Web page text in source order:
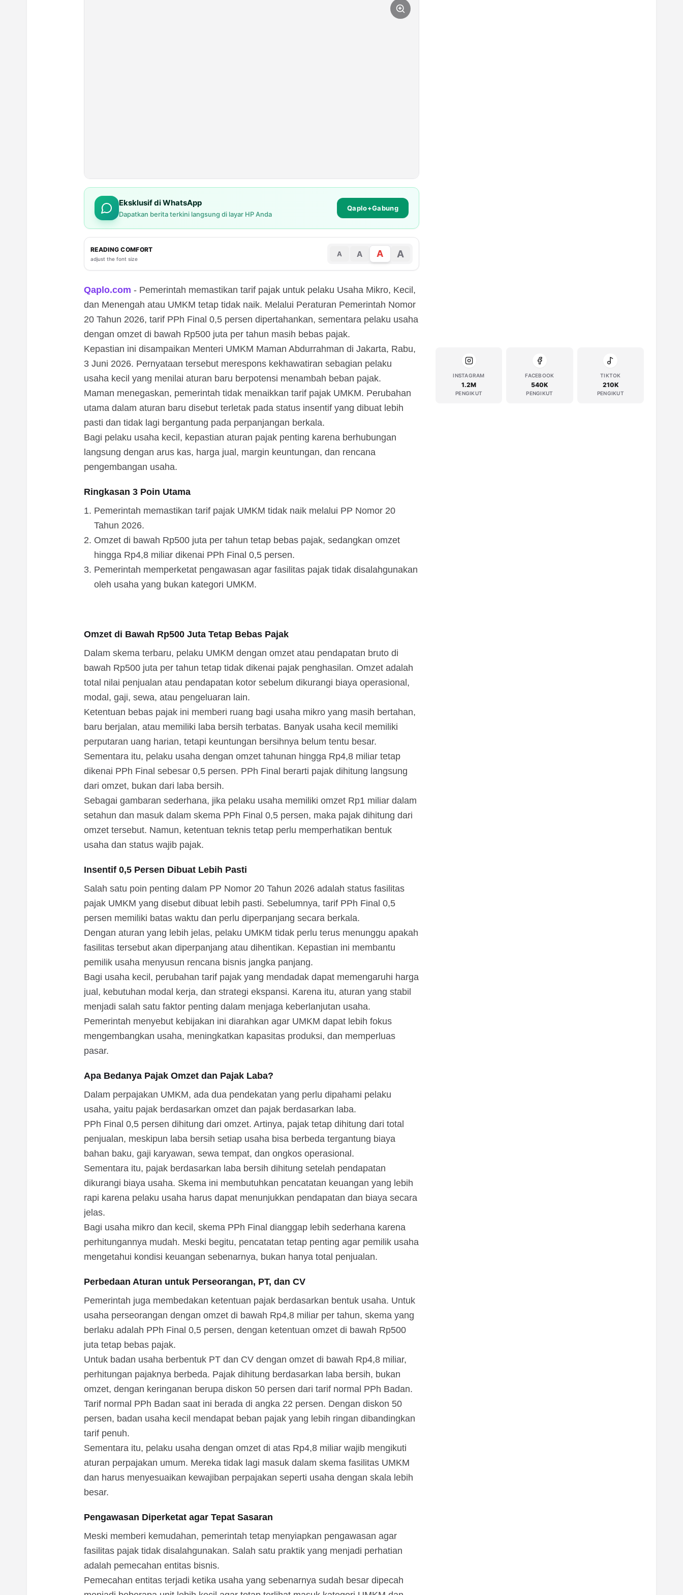
Eksklusif di WhatsApp
Dapatkan berita terkini langsung di layar HP Anda
Qaplo+Gabung
READING COMFORT
adjust the font size
A A A A
Qaplo.com - Pemerintah memastikan tarif pajak untuk pelaku Usaha Mikro, Kecil,
dan Menengah atau UMKM tetap tidak naik. Melalui Peraturan Pemerintah Nomor
20 Tahun 2026, tarif PPh Final 0,5 persen dipertahankan, sementara pelaku usaha
dengan omzet di bawah Rp500 juta per tahun masih bebas pajak.
Kepastian ini disampaikan Menteri UMKM Maman Abdurrahman di Jakarta, Rabu,
3 Juni 2026. Pernyataan tersebut merespons kekhawatiran sebagian pelaku
usaha kecil yang menilai aturan baru berpotensi menambah beban pajak.
Maman menegaskan, pemerintah tidak menaikkan tarif pajak UMKM. Perubahan
utama dalam aturan baru disebut terletak pada status insentif yang dibuat lebih
pasti dan tidak lagi bergantung pada perpanjangan berkala.
Bagi pelaku usaha kecil, kepastian aturan pajak penting karena berhubungan
langsung dengan arus kas, harga jual, margin keuntungan, dan rencana
pengembangan usaha.
Ringkasan 3 Poin Utama
Pemerintah memastikan tarif pajak UMKM tidak naik melalui PP Nomor 20
Tahun 2026.
Omzet di bawah Rp500 juta per tahun tetap bebas pajak, sedangkan omzet
hingga Rp4,8 miliar dikenai PPh Final 0,5 persen.
Pemerintah memperketat pengawasan agar fasilitas pajak tidak disalahgunakan
oleh usaha yang bukan kategori UMKM.
Omzet di Bawah Rp500 Juta Tetap Bebas Pajak
Dalam skema terbaru, pelaku UMKM dengan omzet atau pendapatan bruto di
bawah Rp500 juta per tahun tetap tidak dikenai pajak penghasilan. Omzet adalah
total nilai penjualan atau pendapatan kotor sebelum dikurangi biaya operasional,
modal, gaji, sewa, atau pengeluaran lain.
Ketentuan bebas pajak ini memberi ruang bagi usaha mikro yang masih bertahan,
baru berjalan, atau memiliki laba bersih terbatas. Banyak usaha kecil memiliki
perputaran uang harian, tetapi keuntungan bersihnya belum tentu besar.
Sementara itu, pelaku usaha dengan omzet tahunan hingga Rp4,8 miliar tetap
dikenai PPh Final sebesar 0,5 persen. PPh Final berarti pajak dihitung langsung
dari omzet, bukan dari laba bersih.
Sebagai gambaran sederhana, jika pelaku usaha memiliki omzet Rp1 miliar dalam
setahun dan masuk dalam skema PPh Final 0,5 persen, maka pajak dihitung dari
omzet tersebut. Namun, ketentuan teknis tetap perlu memperhatikan bentuk
usaha dan status wajib pajak.
Insentif 0,5 Persen Dibuat Lebih Pasti
Salah satu poin penting dalam PP Nomor 20 Tahun 2026 adalah status fasilitas
pajak UMKM yang disebut dibuat lebih pasti. Sebelumnya, tarif PPh Final 0,5
persen memiliki batas waktu dan perlu diperpanjang secara berkala.
Dengan aturan yang lebih jelas, pelaku UMKM tidak perlu terus menunggu apakah
fasilitas tersebut akan diperpanjang atau dihentikan. Kepastian ini membantu
pemilik usaha menyusun rencana bisnis jangka panjang.
Bagi usaha kecil, perubahan tarif pajak yang mendadak dapat memengaruhi harga
jual, kebutuhan modal kerja, dan strategi ekspansi. Karena itu, aturan yang stabil
menjadi salah satu faktor penting dalam menjaga keberlanjutan usaha.
Pemerintah menyebut kebijakan ini diarahkan agar UMKM dapat lebih fokus
mengembangkan usaha, meningkatkan kapasitas produksi, dan memperluas
pasar.
Apa Bedanya Pajak Omzet dan Pajak Laba?
Dalam perpajakan UMKM, ada dua pendekatan yang perlu dipahami pelaku
usaha, yaitu pajak berdasarkan omzet dan pajak berdasarkan laba.
PPh Final 0,5 persen dihitung dari omzet. Artinya, pajak tetap dihitung dari total
penjualan, meskipun laba bersih setiap usaha bisa berbeda tergantung biaya
bahan baku, gaji karyawan, sewa tempat, dan ongkos operasional.
Sementara itu, pajak berdasarkan laba bersih dihitung setelah pendapatan
dikurangi biaya usaha. Skema ini membutuhkan pencatatan keuangan yang lebih
rapi karena pelaku usaha harus dapat menunjukkan pendapatan dan biaya secara
jelas.
Bagi usaha mikro dan kecil, skema PPh Final dianggap lebih sederhana karena
perhitungannya mudah. Meski begitu, pencatatan tetap penting agar pemilik usaha
mengetahui kondisi keuangan sebenarnya, bukan hanya total penjualan.
Perbedaan Aturan untuk Perseorangan, PT, dan CV
Pemerintah juga membedakan ketentuan pajak berdasarkan bentuk usaha. Untuk
usaha perseorangan dengan omzet di bawah Rp4,8 miliar per tahun, skema yang
berlaku adalah PPh Final 0,5 persen, dengan ketentuan omzet di bawah Rp500
juta tetap bebas pajak.
Untuk badan usaha berbentuk PT dan CV dengan omzet di bawah Rp4,8 miliar,
perhitungan pajaknya berbeda. Pajak dihitung berdasarkan laba bersih, bukan
omzet, dengan keringanan berupa diskon 50 persen dari tarif normal PPh Badan.
Tarif normal PPh Badan saat ini berada di angka 22 persen. Dengan diskon 50
persen, badan usaha kecil mendapat beban pajak yang lebih ringan dibandingkan
tarif penuh.
Sementara itu, pelaku usaha dengan omzet di atas Rp4,8 miliar wajib mengikuti
aturan perpajakan umum. Mereka tidak lagi masuk dalam skema fasilitas UMKM
dan harus menyesuaikan kewajiban perpajakan seperti usaha dengan skala lebih
besar.
Pengawasan Diperketat agar Tepat Sasaran
Meski memberi kemudahan, pemerintah tetap menyiapkan pengawasan agar
fasilitas pajak tidak disalahgunakan. Salah satu praktik yang menjadi perhatian
adalah pemecahan entitas bisnis.
Pemecahan entitas terjadi ketika usaha yang sebenarnya sudah besar dipecah
INSTAGRAM
1.2M
PENGIKUT
FACEBOOK
540K
PENGIKUT
TIKTOK
210K
PENGIKUT